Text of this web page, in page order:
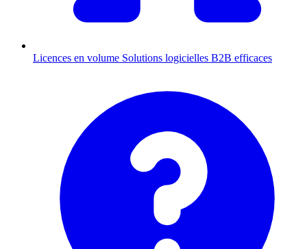
Licences en volume Solutions logicielles B2B efficaces